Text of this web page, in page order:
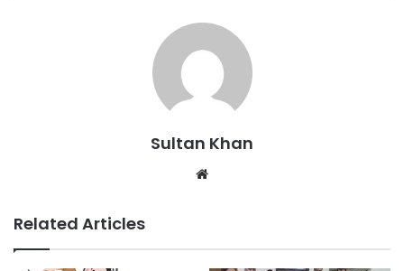
Sultan Khan
Related Articles